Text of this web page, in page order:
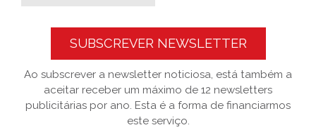
SUBSCREVER NEWSLETTER
Ao subscrever a newsletter noticiosa, está também a
aceitar receber um máximo de 12 newsletters
publicitárias por ano. Esta é a forma de financiarmos
este serviço.